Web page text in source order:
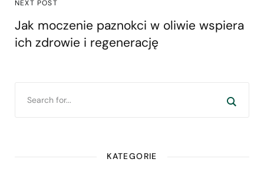
NEXT POST
Jak moczenie paznokci w oliwie wspiera
ich zdrowie i regenerację
KATEGORIE